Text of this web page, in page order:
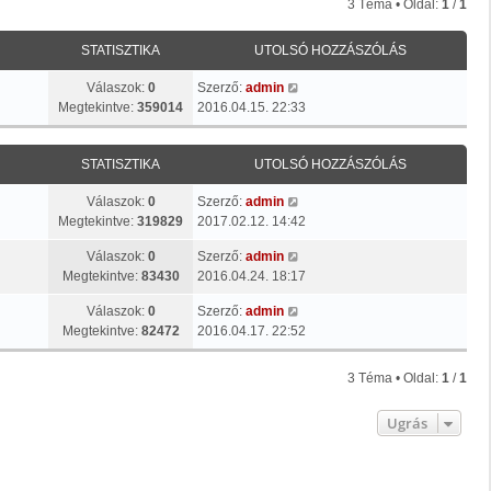
3 Téma • Oldal: 1 /1
STATISZTIKA UTOLSÓ HOZZÁSZÓLÁS
Válaszok: 0
Megtekintve: 359014
Szerző: admin
2016.04.15. 22:33
STATISZTIKA UTOLSÓ HOZZÁSZÓLÁS
Válaszok: 0
Megtekintve: 319829
Szerző: admin
2017.02.12. 14:42
Válaszok: 0
Megtekintve: 83430
Szerző: admin
2016.04.24. 18:17
Válaszok: 0
Megtekintve: 82472
Szerző: admin
2016.04.17. 22:52
3 Téma • Oldal: 1 /1
Ugrás